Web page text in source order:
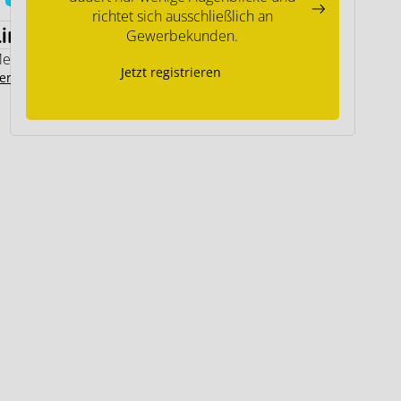
richtet sich ausschließlich an
Gewerbekunden.
Jetzt registrieren
Expertenwissen
Kontakt